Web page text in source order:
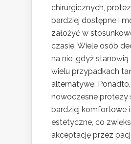
chirurgicznych,
bardziej dostępne i
założyć w
czasie. Wiele osób
na nie, gdyż stanowią
wielu przypadkach
alternatywę. Ponadto,
nowoczesne protezy
bardziej komfortowe i
estetyczne, co
akceptację przez